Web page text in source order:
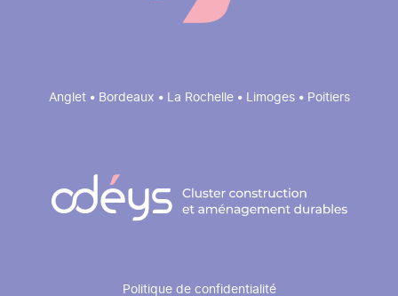
Anglet • Bordeaux • La Rochelle • Limoges • Poitiers
Politique de confidentialité